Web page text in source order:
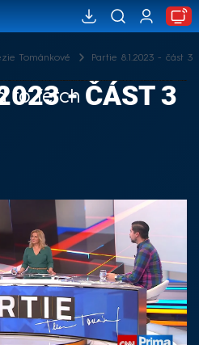
Tománkové Partie 8.1.2023 - část 3
to fetch- ČÁST 3